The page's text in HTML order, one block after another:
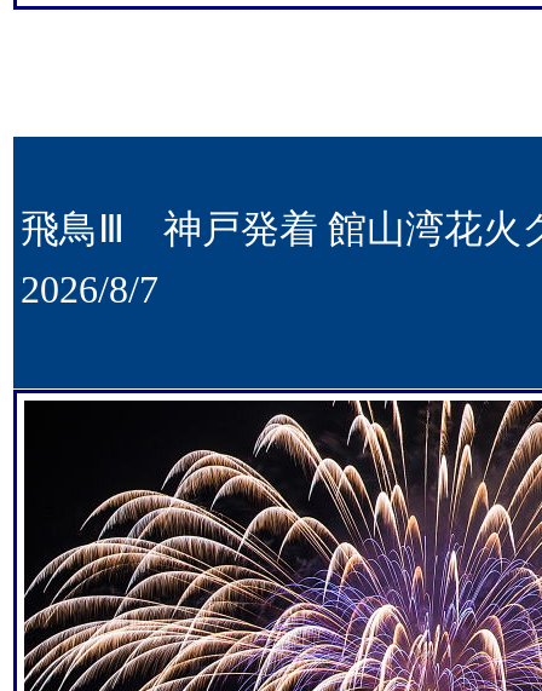
飛鳥Ⅲ 神戸発着 館山湾花火
2026/8/7